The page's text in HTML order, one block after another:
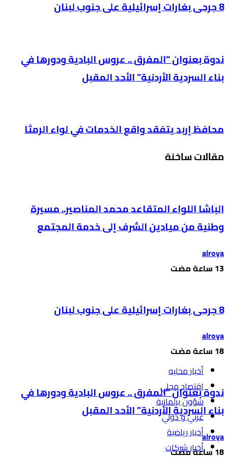
8 جرحى بغارات إسرائيلية على جنوب لبنان
ندوة بعنوان “المفرق .. عروس البادية ودورها في
بناء السردية الأردنية” الأحد المقبل
محافظ إربد يتفقد واقع الخدمات في لواء الرمثا
مقالات ساخنة
الباشا اللواء المتقاعد محمد المناصير.. مسيرة
وطنية من ميادين الشرف إلى خدمة المجتمع
alroya
8 جرحى بغارات إسرائيلية على جنوب لبنان
alroya
ندوة بعنوان “المفرق .. عروس البادية ودورها في
بناء السردية الأردنية” الأحد المقبل
alroya
أخبار محليه
اقتصاد محلي
شؤون برلمانية
عربي و دولي
أخبار رياضية
أخبار شركات